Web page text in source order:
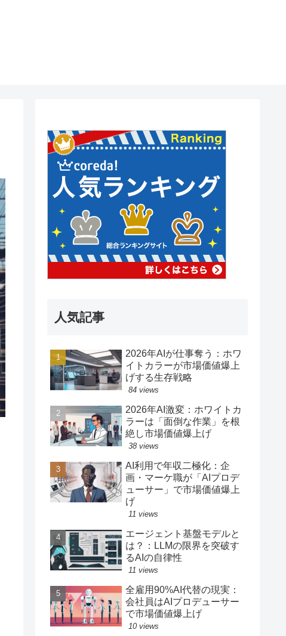
人気記事
2026年AIが仕事奪う：ホワ
イトカラーが市場価値爆上
げする生存戦略
84 views
2026年AI激変：ホワイトカ
ラーは「面倒な作業」を根
絶し市場価値爆上げ
38 views
AI利用で年収二極化：企
画・マーケ職が「AIプロデ
ューサー」で市場価値爆上
げ
11 views
エージェント基盤モデルと
は？：LLMの限界を突破す
るAIの自律性
11 views
全雇用90%AI代替の現実：
会社員はAIプロデューサー
で市場価値爆上げ
10 views